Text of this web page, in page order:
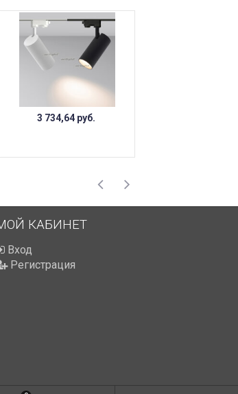
3 734,64 руб.
КАБИНЕТ
Вход
Регистрация